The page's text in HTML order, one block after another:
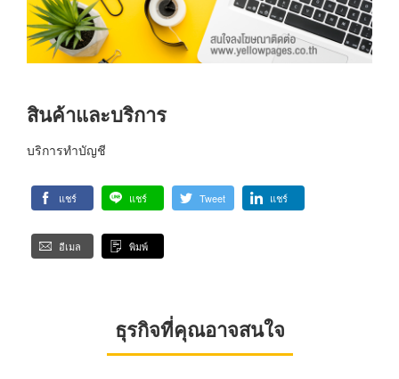
สินค้าและบริการ
บริการทำบัญชี
แชร์ แชร์ Tweet แชร์
อีเมล พิมพ์
ธุรกิจที่คุณอาจสนใจ